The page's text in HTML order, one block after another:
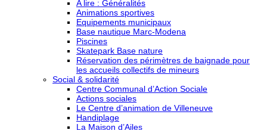
A lire : Généralités
Animations sportives
Equipements municipaux
Base nautique Marc-Modena
Piscines
Skatepark Base nature
Réservation des périmètres de baignade pour
les accueils collectifs de mineurs
Social & solidarité
Centre Communal d’Action Sociale
Actions sociales
Le Centre d’animation de Villeneuve
Handiplage
La Maison d’Ailes